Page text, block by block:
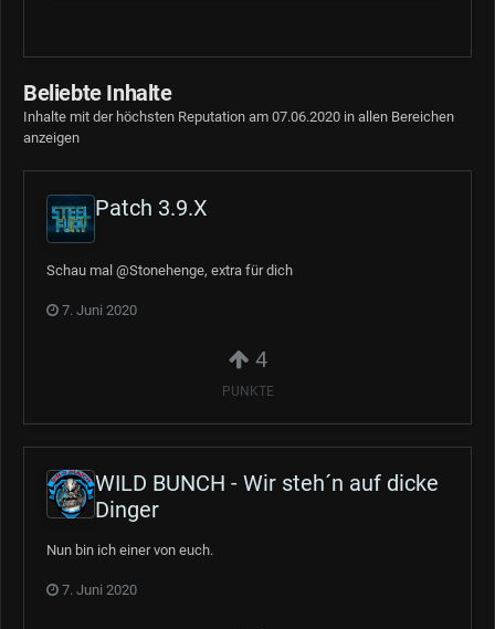
Beliebte Inhalte
Inhalte mit der höchsten Reputation am 07.06.2020 in allen Bereichen
anzeigen
Patch 3.9.X
Schau mal @Stonehenge, extra für dich
7. Juni 2020
4
PUNKTE
WILD BUNCH - Wir steh´n auf dicke
Dinger
Nun bin ich einer von euch.
7. Juni 2020